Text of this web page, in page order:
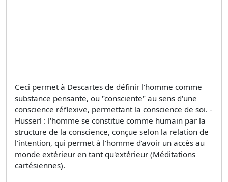
Ceci permet à Descartes de définir l'homme comme
substance pensante, ou "consciente" au sens d'une
conscience réflexive, permettant la conscience de soi. -
Husserl : l'homme se constitue comme humain par la
structure de la conscience, conçue selon la relation de
l'intention, qui permet à l'homme d'avoir un accès au
monde extérieur en tant qu'extérieur (Méditations
cartésiennes).